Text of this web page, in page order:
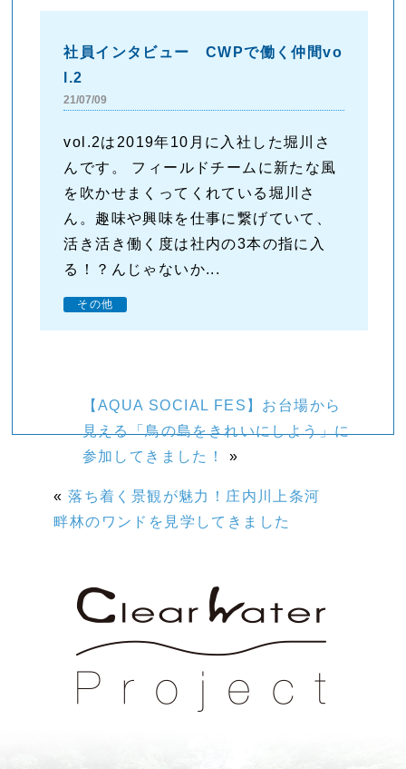
社員インタビュー CWPで働く仲間vo
l.2
21/07/09
vol.2は2019年10月に入社した堀川さ
んです。 フィールドチームに新たな風
を吹かせまくってくれている堀川さ
ん。趣味や興味を仕事に繋げていて、
活き活き働く度は社内の3本の指に入
る！？んじゃないか...
その他
【AQUA SOCIAL FES】お台場から
見える「鳥の島をきれいにしよう」に
参加してきました！
»
«落ち着く景観が魅力！庄内川上条河
畔林のワンドを見学してきました